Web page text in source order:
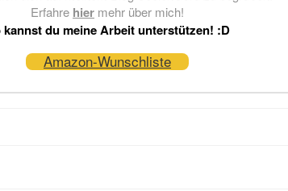
Erfahre hier mehr über mich!
kannst du meine Arbeit unterstützen! :D
Amazon-Wunschliste